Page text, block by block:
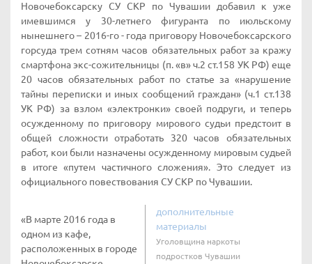
Новочебоксарску СУ СКР по Чувашии добавил к уже
имевшимся у 30-летнего фигуранта по июльскому
нынешнего – 2016-го - года приговору Новочебоксарского
горсуда трем сотням часов обязательных работ за кражу
смартфона экс-сожительницы (п. «в» ч.2 ст.158 УК РФ) еще
20 часов обязательных работ по статье за «нарушение
тайны переписки и иных сообщений граждан» (ч.1 ст.138
УК РФ) за взлом «электронки» своей подруги, и теперь
осужденному по приговору мирового судьи предстоит в
общей сложности отработать 320 часов обязательных
работ, кои были назначены осужденному мировым судьей
в итоге «путем частичного сложения». Это следует из
официального повествования СУ СКР по Чувашии.
дополнительные
материалы
Уголовщина наркоты
подростков Чувашии
«В марте 2016 года в
одном из кафе,
расположенных в городе